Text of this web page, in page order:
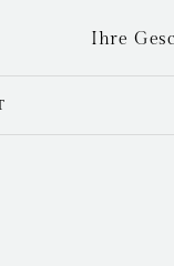
Ihre